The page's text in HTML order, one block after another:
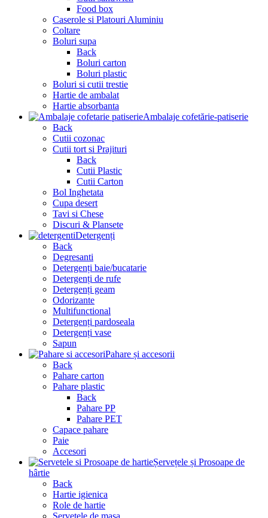
Food box
Caserole si Platouri Aluminiu
Coltare
Boluri supa
Back
Boluri carton
Boluri plastic
Boluri si cutii trestie
Hartie de ambalat
Hartie absorbanta
Ambalaje cofetărie-patiserie
Back
Cutii cozonac
Cutii tort si Prajituri
Back
Cutii Plastic
Cutii Carton
Bol Inghetata
Cupa desert
Tavi si Chese
Discuri & Plansete
Detergenți
Back
Degresanti
Detergenți baie/bucatarie
Detergenți de rufe
Detergenți geam
Odorizante
Multifunctional
Detergenți pardoseala
Detergenți vase
Sapun
Pahare și accesorii
Back
Pahare carton
Pahare plastic
Back
Pahare PP
Pahare PET
Capace pahare
Paie
Accesori
Șervețele și Prosoape de
hârtie
Back
Hartie igienica
Role de hartie